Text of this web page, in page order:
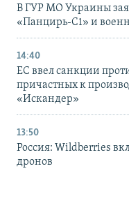
В ГУР МО Украины
«Панцирь-С1» и
14:40
ЕС ввел санкции
причастных к
«Искандер»
13:50
Россия: Wildberries
дронов